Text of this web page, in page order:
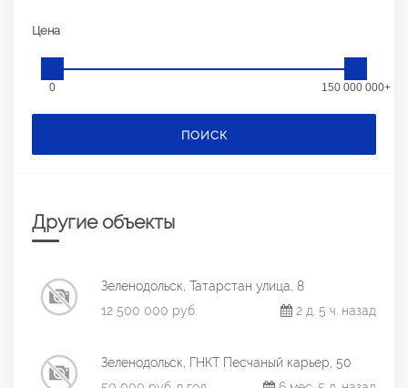
Цена
0 150 000 000+
ПОИСК
Другие объекты
Зеленодольск, Татарстан улица, 8
12 500 000 руб.
2 д. 5 ч. назад
Зеленодольск, ГНКТ Песчаный карьер, 50